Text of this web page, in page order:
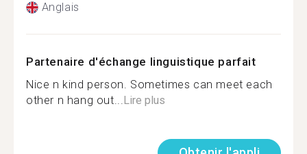
Anglais
Partenaire d'échange linguistique parfait
Nice n kind person. Sometimes can meet each
other n hang out...Lire plus